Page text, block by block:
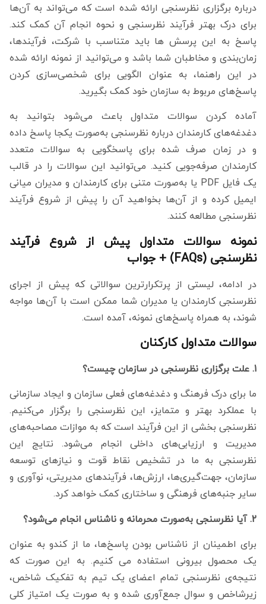
درباره برگزاری نظرسنجی ارائه شده است که می‌تواند به آن‌‎ها
برای درک بهتر فرآیند نظرسنجی و نحوه انجام آن کمک کند.
پاسخ به این پرسش ها باید متناسب با شرکت، فرآیندها،
زمان‌بندی و مخاطبان شما باشد و می‌توانید از نمونه ارائه شده
در این راهنما، به عنوان الگویی برای شخصی‌سازی کردن
پاسخ‌های مربوط به سازمان خود کمک بگیرید.
آماده کردن سوالات متداول باعث می‌شود بتوانید به
دغدغه‌های کارمندان درباره نظرسنجی به‌صورت یکجا پاسخ داده
و در زمان صرف شده برای پاسخگویی به سوالات متعدد
کارمندان صرفه‌جویی کنید. می‌توانید این سوالات را در قالب
یک فایل PDF یا به‌صورت متنی برای کارمندان و مدیران میانی
ایمیل کرده و از آن‌ها بخواهید آن را پیش از شروع فرآیند
نظرسنجی مطالعه کنند.
نمونه سوالات متداول پیش از شروع فرآیند
نظرسنجی (FAQs) + جواب
در ادامه، لیستی از پرتکرارترین سوالاتی که پیش از اجرای
نظرسنجی کارمندان یا مدیران شما ممکن است با آن‌ها مواجه
شوند، به همراه پاسخ‌های نمونه، آمده است.
سوالات متداول کارکنان
1. علت برگزاری نظرسنجی در سازمان چیست؟
ما برای درک فرهنگ و دغدغه‌های فعلی سازمان و ایجاد سازمانی
با عملکرد بهتر و متمایز، این نظرسنجی را برگزار می‌کنیم.
نظرسنجی بخشی از این فرآیند است که به موازات مصاحبه‌های
مدیریت و ارزیابی‌های داخلی انجام می‌شود. نتایج این
نظرسنجی به ما در تشخیص نقاط قوت و نیازهای توسعه
سازمان، جهت‌گیری‌ها، ارزش‌ها، فرآیندهای مدیریتی، نوآوری و
سایر جنبه‌های فرهنگی و ساختاری کمک خواهد کرد.
2. آیا نظرسنجی به‌صورت محرمانه و ناشناس انجام می‌شود؟
برای اطمینان از ناشناس بودن پاسخ‌ها، ما از کندو به عنوان
یک محصول بیرونی استفاده می کنیم. به این صورت که
نتیجه‌ی نظرسنجی تمام اعضای یک تیم به تفکیک شاخص،
زیرشاخص و سوال جمع‌آوری شده و به صورت یک امتیاز کلی